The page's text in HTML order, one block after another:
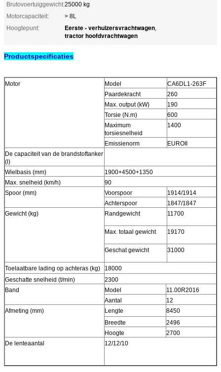
Brutovoertuiggewicht:25000 kg
Motorcapaciteit:
> 8L
Hoogtepunt:
Eerste - verhuizersvrachtwagen,
tractor hoofdvrachtwagen
Productspecificaties
Motor Model
CA6DL1-263F
Paardekracht
260
Max. output (kW)
190
Torsie (N.m)
600
Maximum
torsiesnelheid
1400
Emissienorm
EUROII
De capaciteit van de brandstoftanker
(l)
Wielbasis (mm)
1900+4500+1350
Max. snelheid (km/h)
90
Spoor (mm)
Voorspoor
1914/1914
Achterspoor
1847/1847
Gewicht (kg)
Randgewicht 11700
Max. totaal gewicht 19170
Geschat gewicht 31000
Toelaatbare lading op achteras (kg)
18000
Geschatte snelheid (t/min)
2300
Band
Model
11.00R2016
Aantal
12
Afmeting (mm)
Lengte
8450
Breedte
2496
Hoogte
2700
De lenteaantal
12/12/10